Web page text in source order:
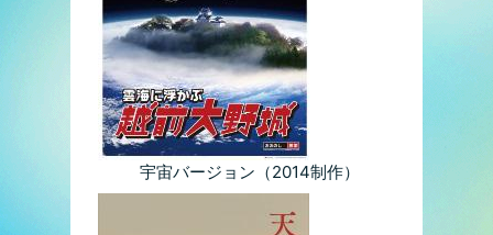
宇宙バージョン（2014制作）